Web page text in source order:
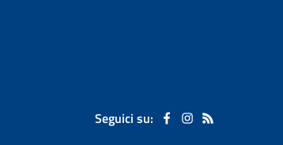
Seguici su: